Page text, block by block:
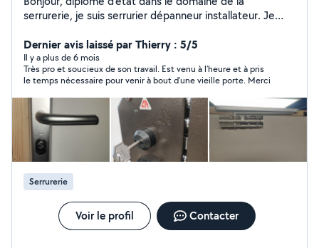
serrurerie, je suis serrurier dépanneur installateur. Je
les dépannage 24h/24h et 7j/7j, le changement de
serrure, le blindage de porte, la mise en place de vidéo
surveillance, l'installation de volet roulant, le
replacement de vitrage suite à effraction. Egalement
spécialisé dans l'entretien des espaces vers au vu de
mes différentes formations et de mes 8 années
d'expérience dans le domaine. Je suis à l'écoute de mes
clients pour satisfaire leurs demandes et leurs envies.
Dernier avis laissé par Thierry : 5/5
Il y a plus de 6 mois
Très pro et soucieux de son travail. Est venu à l’heure et à pris
le temps nécessaire pour venir à bout d’une vieille porte. Merci
Serrurerie
Voir le profil Contacter